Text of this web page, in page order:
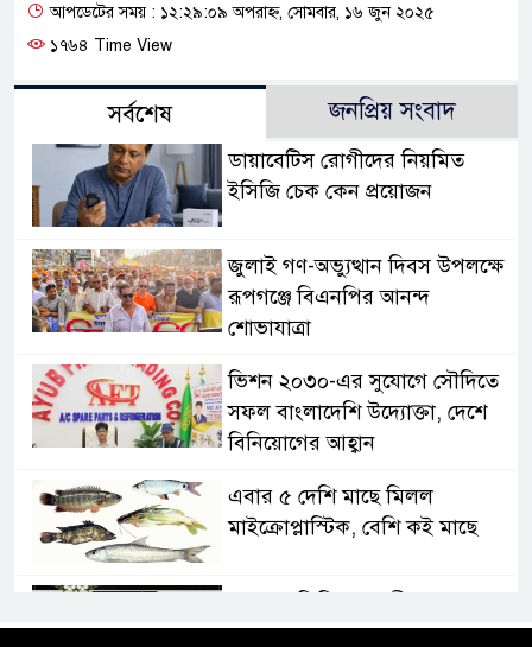
আপডেটের সময় : ১২:২৯:০৯ অপরাহ্ন, সোমবার, ১৬ জুন ২০২৫
১৭৬৪ Time View
সর্বশেষ জনপ্রিয় সংবাদ
ডায়াবেটিস রোগীদের নিয়মিত
ইসিজি চেক কেন প্রয়োজন
জুলাই গণ-অভ্যুত্থান দিবস উপলক্ষে
রূপগঞ্জে বিএনপির আনন্দ
শোভাযাত্রা
ভিশন ২০৩০-এর সুযোগে সৌদিতে
সফল বাংলাদেশি উদ্যোক্তা, দেশে
বিনিয়োগের আহ্বান
এবার ৫ দেশি মাছে মিলল
মাইক্রোপ্লাস্টিক, বেশি কই মাছে
খালেকের ইন্তেকাল